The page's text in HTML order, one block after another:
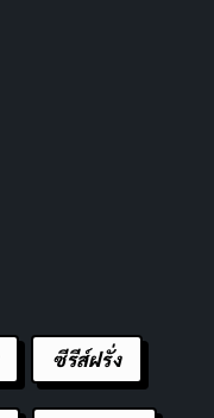
ซีรีส์ฝรั่ง